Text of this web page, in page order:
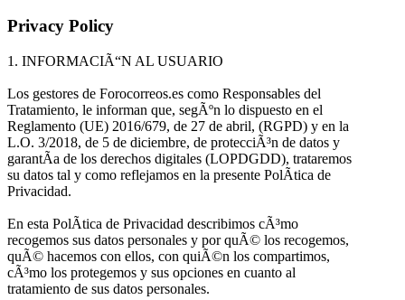
Privacy Policy
1. INFORMACIÃ“N AL USUARIO
Los gestores de Forocorreos.es como Responsables del
Tratamiento, le informan que, segÃºn lo dispuesto en el
Reglamento (UE) 2016/679, de 27 de abril, (RGPD) y en la
L.O. 3/2018, de 5 de diciembre, de protecciÃ³n de datos y
garantÃ­a de los derechos digitales (LOPDGDD), trataremos
su datos tal y como reflejamos en la presente PolÃ­tica de
Privacidad.
En esta PolÃ­tica de Privacidad describimos cÃ³mo
recogemos sus datos personales y por quÃ© los recogemos,
quÃ© hacemos con ellos, con quiÃ©n los compartimos,
cÃ³mo los protegemos y sus opciones en cuanto al
tratamiento de sus datos personales.